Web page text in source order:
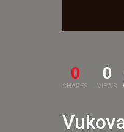
0
SHARES
0
VIEWS